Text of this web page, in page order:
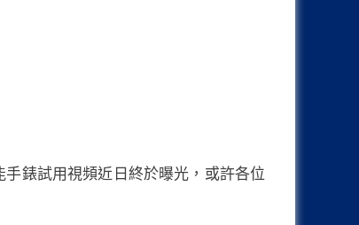
手錶試用視頻近日終於曝光，或許各位